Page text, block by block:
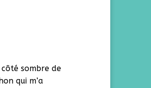
sombre de
qui m’a